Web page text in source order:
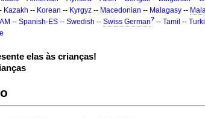
Kazakh -- Korean -- Kyrgyz -- Macedonian -- Malagasy --
-- Spanish-ES -- Swedish -- Swiss German? -- Tamil --
elas às crianças!